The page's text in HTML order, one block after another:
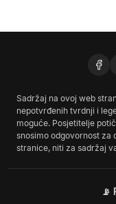
Sadržaj na ovoj web
nepotvrđenih tvrdnji i
moguće. Posjetitelje
snosimo odgovornost za
stranice, niti za sadržaj
📡